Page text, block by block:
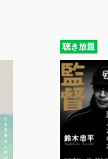
聴き放題